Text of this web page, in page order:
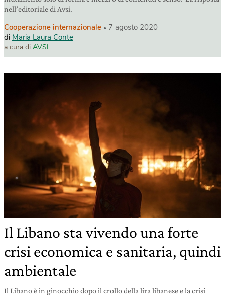
nell’editoriale di Avsi.
Cooperazione internazionale
7 agosto 2020
di Maria Laura Conte
a cura di AVSI
Il Libano sta vivendo una forte
crisi economica e sanitaria, quindi
ambientale
Il Libano è in ginocchio dopo il crollo della lira libanese e la crisi